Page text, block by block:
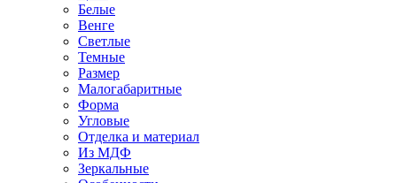
Белые
Венге
Светлые
Темные
Размер
Малогабаритные
Форма
Угловые
Отделка и материал
Из МДФ
Зеркальные